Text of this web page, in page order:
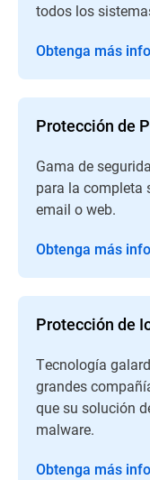
todos los
Obtenga más
Protección de
Gama de
para la completa
email o web.
Obtenga más
Protección de
Tecnología
grandes
que su solución
malware.
Obtenga más